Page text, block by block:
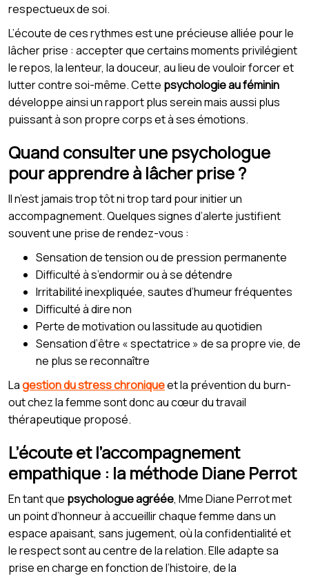
respectueux de soi.
L’écoute de ces rythmes est une précieuse alliée pour le
lâcher prise : accepter que certains moments privilégient
le repos, la lenteur, la douceur, au lieu de vouloir forcer et
lutter contre soi-même. Cette psychologie au féminin
développe ainsi un rapport plus serein mais aussi plus
puissant à son propre corps et à ses émotions.
Quand consulter une psychologue
pour apprendre à lâcher prise ?
Il n’est jamais trop tôt ni trop tard pour initier un
accompagnement. Quelques signes d’alerte justifient
souvent une prise de rendez-vous :
Sensation de tension ou de pression permanente
Difficulté à s’endormir ou à se détendre
Irritabilité inexpliquée, sautes d’humeur fréquentes
Difficulté à dire non
Perte de motivation ou lassitude au quotidien
Sensation d’être « spectatrice » de sa propre vie, de
ne plus se reconnaître
Lagestion du stress chroniqueet la prévention du burn-
out chez la femme sont donc au cœur du travail
thérapeutique proposé.
L’écoute et l’accompagnement
empathique : la méthode Diane Perrot
En tant que psychologue agréée, Mme Diane Perrot met
un point d’honneur à accueillir chaque femme dans un
espace apaisant, sans jugement, où la confidentialité et
le respect sont au centre de la relation. Elle adapte sa
prise en charge en fonction de l’histoire, de la